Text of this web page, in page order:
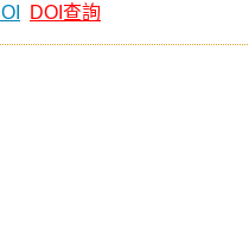
DOI查詢